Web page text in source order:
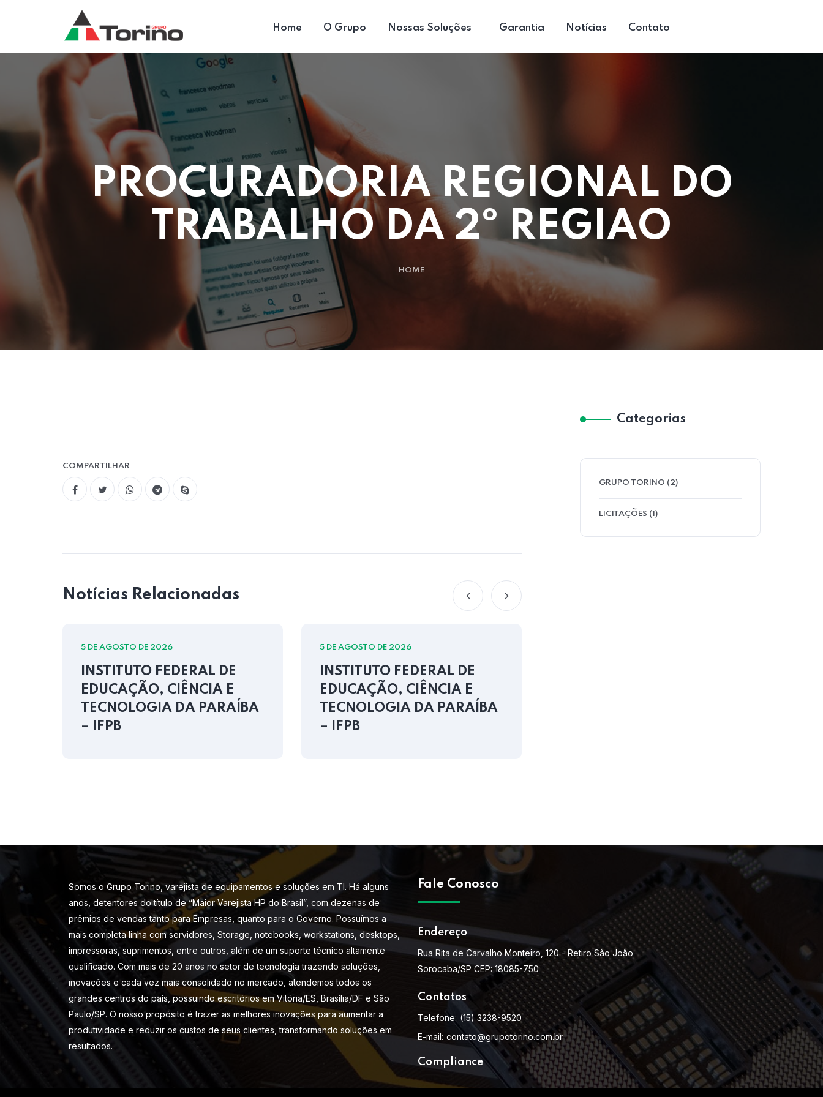
Home O Grupo Nossas Soluções Garantia Notícias Contato
PROCURADORIA REGIONAL DO
TRABALHO DA 2º REGIAO
HOME
COMPARTILHAR
Notícias Relacionadas
5 DE AGOSTO DE 2026
INSTITUTO FEDERAL DE
EDUCAÇÃO, CIÊNCIA E
TECNOLOGIA DA PARAÍBA
– IFPB
5 DE AGOSTO DE 2026
INSTITUTO FEDERAL DE
EDUCAÇÃO, CIÊNCIA E
TECNOLOGIA DA PARAÍBA
– IFPB
Categorias
GRUPO TORINO (2)
LICITAÇÕES (1)
Somos o Grupo Torino, varejista de equipamentos e soluções em TI. Há alguns
anos, detentores do título de “Maior Varejista HP do Brasil”, com dezenas de
prêmios de vendas tanto para Empresas, quanto para o Governo. Possuímos a
mais completa linha com servidores, Storage, notebooks, workstations, desktops,
impressoras, suprimentos, entre outros, além de um suporte técnico altamente
qualificado. Com mais de 20 anos no setor de tecnologia trazendo soluções,
inovações e cada vez mais consolidado no mercado, atendemos todos os
grandes centros do país, possuindo escritórios em Vitória/ES, Brasília/DF e São
Paulo/SP. O nosso propósito é trazer as melhores inovações para aumentar a
produtividade e reduzir os custos de seus clientes, transformando soluções em
resultados.
Fale Conosco
Endereço
Rua Rita de Carvalho Monteiro, 120 - Retiro São João
Sorocaba/SP CEP: 18085-750
Contatos
Telefone: (15) 3238-9520
E-mail: contato@grupotorino.com.br
Compliance